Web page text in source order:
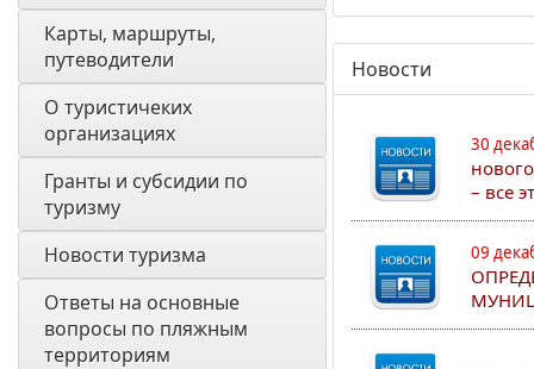
Карты, маршруты,
путеводители
О туристичеких
организациях
Гранты и субсидии по
туризму
Новости туризма
Ответы на основные
вопросы по пляжным
территориям
Новости
30
– все
09